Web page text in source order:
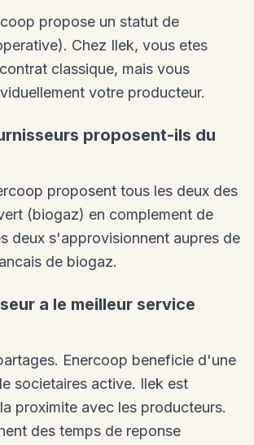
propose un statut de
Chez Ilek, vous etes
classique, mais vous
votre producteur.
proposent-ils du
proposent tous les deux des
(biogaz) en complement de
deux s'approvisionnent aupres de
de biogaz.
a le meilleur service
Enercoop beneficie d'une
societaires active. Ilek est
proximite avec les producteurs.
des temps de reponse